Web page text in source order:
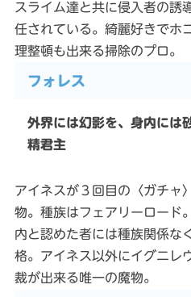
スライム達と共に侵入者の誘
任されている。綺麗好きでホ
理整頓も出来る掃除のプロ。
フォレス
外界には幻影を、身内には
精君主
アイネスが３回目の〈ガチャ
物。種族はフェアリーロード
内と認めた者には種族関係な
格。アイネス以外にイグニレ
裁が出来る唯一の魔物。